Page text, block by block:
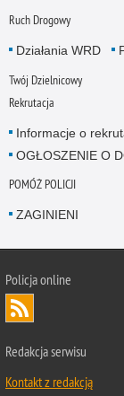
Ruch Drogowy
Działania WRD
Twój Dzielnicowy
Rekrutacja
Informacje o
OGŁOSZENIE O
POMÓŻ POLICJI
ZAGINIENI
Policja online
Redakcja serwisu
Kontakt z redakcją